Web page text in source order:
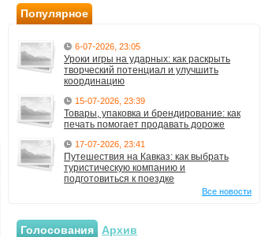
Популярное
6-07-2026, 23:05
Уроки игры на ударных: как раскрыть
творческий потенциал и улучшить
координацию
15-07-2026, 23:39
Товары, упаковка и брендирование: как
печать помогает продавать дороже
17-07-2026, 23:41
Путешествия на Кавказ: как выбрать
туристическую компанию и
подготовиться к поездке
Все новости
Голосования Архив